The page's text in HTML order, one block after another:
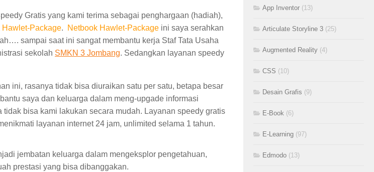
Gratis yang kami terima sebagai penghargaan (hadiah),
Hawlet-Package. Netbook Hawlet-Package ini saya serahkan
sampai saat ini sangat membantu kerja Staf Tata Usaha
sekolah SMKN 3 Jombang. Sedangkan layanan speedy
ini, rasanya tidak bisa diuraikan satu per satu, betapa besar
saya dan keluarga dalam meng-upgade informasi
tidak bisa kami lakukan secara mudah. Layanan speedy gratis
layanan internet 24 jam, unlimited selama 1 tahun.
jembatan keluarga dalam mengeksplor pengetahuan,
prestasi yang bisa dibanggakan.
App Inventor (13)
Articulate Storyline 3 (25)
Augmented Reality (4)
CSS (10)
Desain Grafis (9)
E-Book (6)
E-Learning (97)
Edmodo (13)